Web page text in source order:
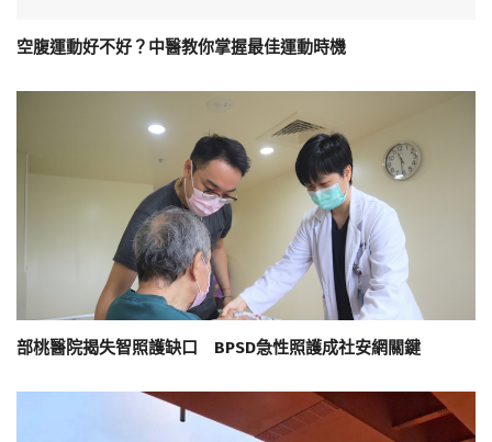
空腹運動好不好？中醫教你掌握最佳運動時機
部桃醫院揭失智照護缺口 BPSD急性照護成社安網關鍵